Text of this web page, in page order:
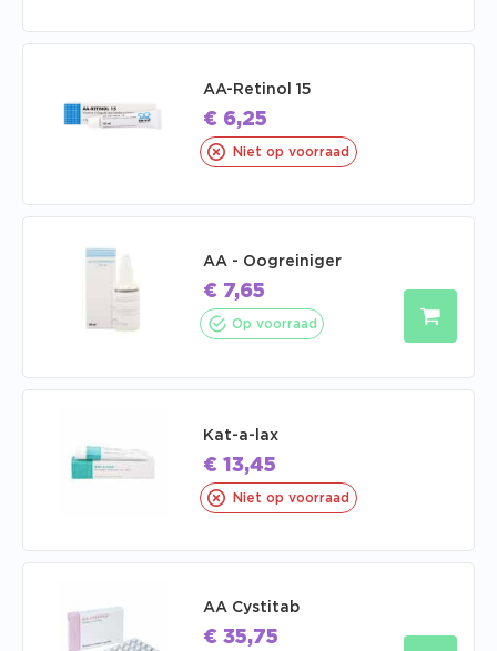
AA-Retinol 15
€ 6,25
Niet op voorraad
AA - Oogreiniger
€ 7,65
Op voorraad
Kat-a-lax
€ 13,45
Niet op voorraad
AA Cystitab
€ 35,75